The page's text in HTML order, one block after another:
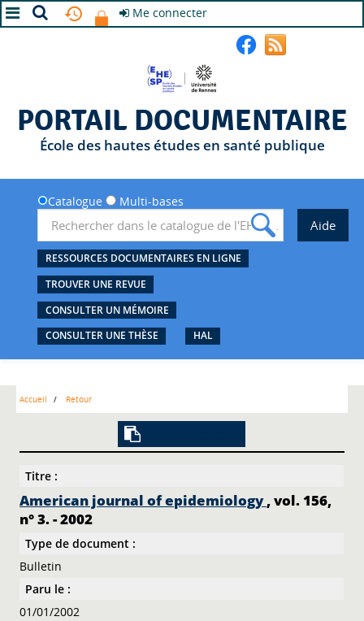
Me connecter
PORTAIL DOCUMENTAIRE
École des hautes études en santé publique
Catalogue Multi-bases
RESSOURCES DOCUMENTAIRES EN LIGNE
TROUVER UNE REVUE
CONSULTER UN MÉMOIRE
CONSULTER UNE THÈSE
HAL
Accueil Retour
Titre :
American journal of epidemiology, vol. 156,
n° 3. - 2002
Type de document :
Bulletin
Paru le :
01/01/2002